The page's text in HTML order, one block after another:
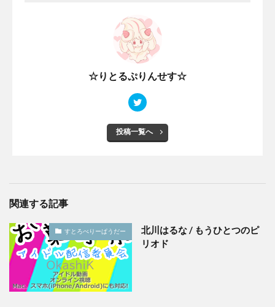
☆りとるぷりんせす☆
投稿一覧へ
関連する記事
すとろべりーぱうだー
北川はるな / もうひとつのピ
リオド